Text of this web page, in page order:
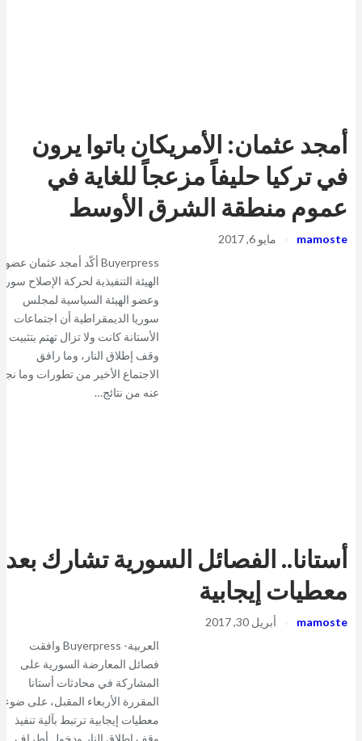
أمجد عثمان: الأمريكان باتوا يرون
في تركيا حليفاً مزعجاً للغاية في
عموم منطقة الشرق الأوسط
mamoste
مايو 6, 2017
Buyerpress أكّد أمجد عثمان عضو
الهيئة التنفيذية لحركة الإصلاح
وعضو الهيئة السياسية لمجلس
سوريا الديمقراطية أن اجتماعات
الأستانة كانت ولا تزال تهتم بتثبيت
وقف إطلاق النار، وما رافق
الاجتماع الأخير من تطورات وما
عنه من نتائج…
أستانا.. الفصائل السورية تشارك بعد
معطيات إيجابية
mamoste
أبريل 30, 2017
العربية- Buyerpress وافقت
فصائل المعارضة السورية على
المشاركة في محادثات أستانا
المقررة الأربعاء المقبل، على ضوء
معطيات إيجابية ترتبط بآلية تنفيذ
وقف إطلاق النار ودخول أطراف